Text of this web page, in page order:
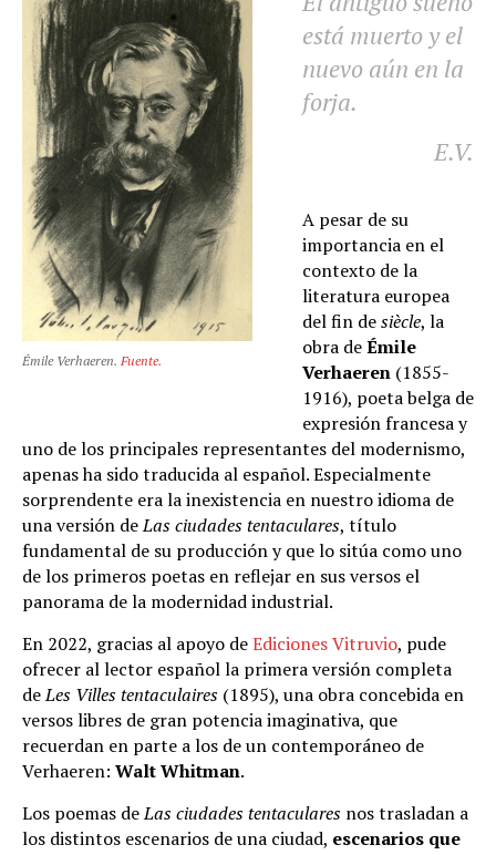
Émile Verhaeren. Fuente.
está muerto y el
nuevo aún en la
forja.
E.V.
A pesar de su
importancia en el
contexto de la
literatura europea
del fin desiècle, la
obra deÉmile
Verhaeren (1855-
1916), poeta belga de
expresión francesa y
uno de los principales representantes del modernismo,
apenas ha sido traducida al español. Especialmente
sorprendente era la inexistencia en nuestro idioma de
una versión deLas ciudades tentaculares, título
fundamental de su producción y que lo sitúa como uno
de los primeros poetas en reflejar en sus versos el
panorama de la modernidad industrial.
En 2022, gracias al apoyo deEdiciones Vitruvio, pude
ofrecer al lector español la primera versión completa
deLes Villes tentaculaires (1895), una obra concebida en
versos libres de gran potencia imaginativa, que
recuerdan en parte a los de un contemporáneo de
Verhaeren: Walt Whitman.
Los poemas deLas ciudades tentaculares nos trasladan a
los distintos escenarios de una ciudad, escenarios que